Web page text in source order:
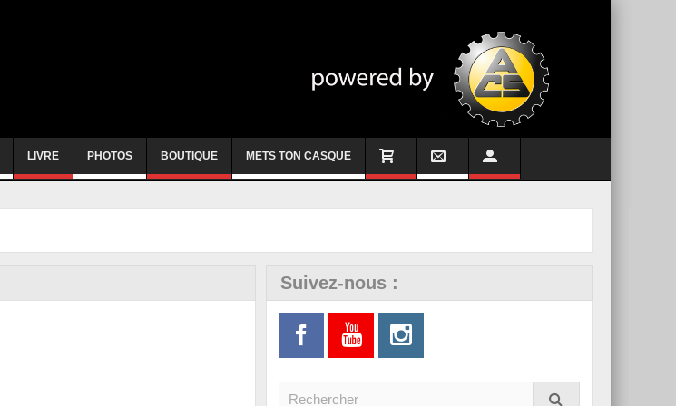
LIVRE PHOTOS BOUTIQUE METS TON CASQUE
Suivez-nous :